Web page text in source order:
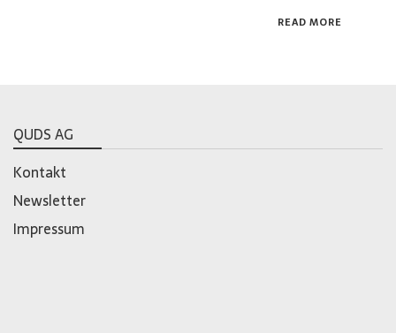
READ MORE
QUDS AG
Kontakt
Newsletter
Impressum